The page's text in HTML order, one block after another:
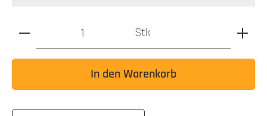
Produkt Anzahl: Gib den gewünschten Wert ein oder
Stk
In den Warenkorb